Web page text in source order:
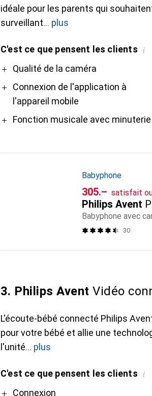
idéale pour les parents qui
surveillant
plus
C'est ce que pensent les clients i
ProQualité de la caméra
Connexion de l'application à
l'appareil mobile
Fonction musicale avec minuterie
Contre
Babyphone
CHF
305.– satisfait
Philips Avent
Babyphone avec
30
3. Philips Avent Vidéo
L'écoute-bébé connecté Philips
pour votre bébé et allie une
l'unité
plus
C'est ce que pensent les clients i
ProConnexion
Contre